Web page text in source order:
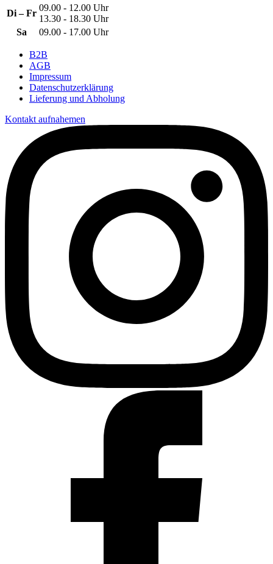
Di – Fr
09.00 - 12.00 Uhr
13.30 - 18.30 Uhr
Sa
09.00 - 17.00 Uhr
B2B
AGB
Impressum
Datenschutzerklärung
Lieferung und Abholung
Kontakt aufnahemen